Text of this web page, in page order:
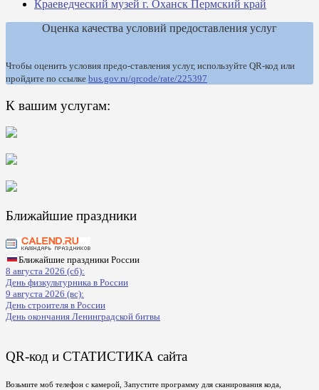
Краеведческий музей г. Оханск Пермский край
Оценка качества условий предоставления услуг
Чтобы оценить условия предо-ставления услуг, используйте QR-код или
пройдите по ссылке bus.gov.ru/qrcode/rate/225397
К вашим услугам:
Ближайшие праздники
Ближайшие праздники России
8 августа 2026 (сб):
День физкультурника в России
9 августа 2026 (вс):
День строителя в России
День окончания Ленинградской битвы
QR-код и СТАТИСТИКА сайта
Возьмите моб телефон с камерой, Запустите программу для сканирования кода,